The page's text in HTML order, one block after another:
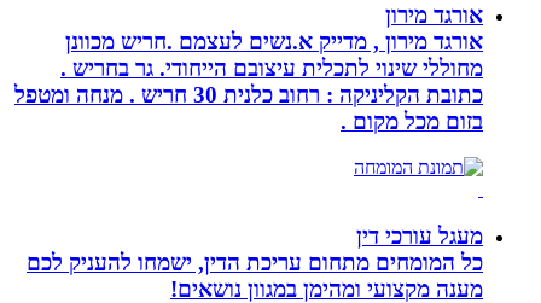
אורגד מירון
אורגד מירון , מדייק א.נשים לעצמם .חריש מכוונן
מחוללי שינוי לתכלית עיצובם הייחודי. גר בחריש .
כתובת הקליניקה : רחוב כלנית 30 חריש . מנחה ומטפל
בזום מכל מקום .
מעגל עורכי דין
כל המומחים מתחום עריכת הדין, ישמחו להעניק לכם
מענה מקצועי ומהימן במגוון נושאים!